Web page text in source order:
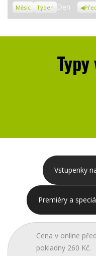
Měsíc Týden Den
Vstupenky
Premiéry a
Cena v online
pokladny 260 Kč.